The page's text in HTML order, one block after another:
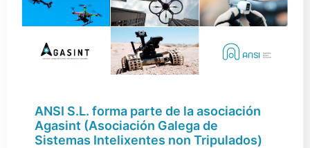
ANSI S.L. forma parte de la asociación
Agasint (Asociación Galega de
Sistemas Intelixentes non Tripulados)